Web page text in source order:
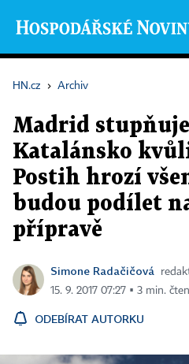
HN.cz › Archiv
Madrid
Katalánsko
Postih hrozí
budou podílet
přípravě
Simone Radačičová
15. 9. 2017 07:27 ▪ 3 min.
ODEBÍRAT AUTORKU